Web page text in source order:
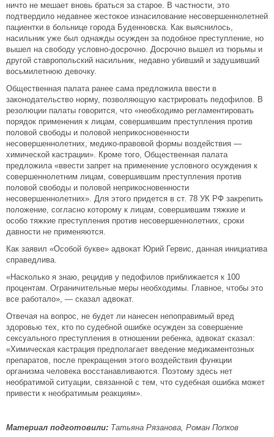
ничто не мешает вновь браться за старое. В частности, это
подтвердило недавнее жестокое изнасилование несовершеннолетней
пациентки в больнице города Буденновска. Как выяснилось,
насильник уже был однажды осужден за подобное преступление, но
вышел на свободу условно-досрочно. Досрочно вышел из тюрьмы и
другой ставропольский насильник, недавно убивший и задушивший
восьмилетнюю девочку.
Общественная палата ранее сама предложила ввести в
законодательство норму, позволяющую кастрировать педофилов. В
резолюции палаты говорится, что «необходимо регламентировать
порядок применения к лицам, совершившим преступления против
половой свободы и половой неприкосновенности
несовершеннолетних, медико-правовой формы воздействия —
химической кастрации». Кроме того, Общественная палата
предложила «ввести запрет на применение условного осуждения к
совершеннолетним лицам, совершившим преступления против
половой свободы и половой неприкосновенности
несовершеннолетних». Для этого придется в ст. 78 УК РФ закрепить
положение, согласно которому к лицам, совершившим тяжкие и
особо тяжкие преступления против несовершеннолетних, сроки
давности не применяются.
Как заявил «Особой букве» адвокат Юрий Гервис, данная инициатива
справедлива.
«Насколько я знаю, рецидив у педофилов приближается к 100
процентам. Ограничительные меры необходимы. Главное, чтобы это
все работало», — сказал адвокат.
Отвечая на вопрос, не будет ли нанесен непоправимый вред
здоровью тех, кто по судебной ошибке осужден за совершение
сексуального преступления в отношении ребенка, адвокат сказал:
«Химическая кастрация предполагает введение медикаментозных
препаратов, после прекращения этого воздействия функции
организма человека восстанавливаются. Поэтому здесь нет
необратимой ситуации, связанной с тем, что судебная ошибка может
привести к необратимым реакциям».
Материал подготовили: Татьяна Рязанова, Роман Попков